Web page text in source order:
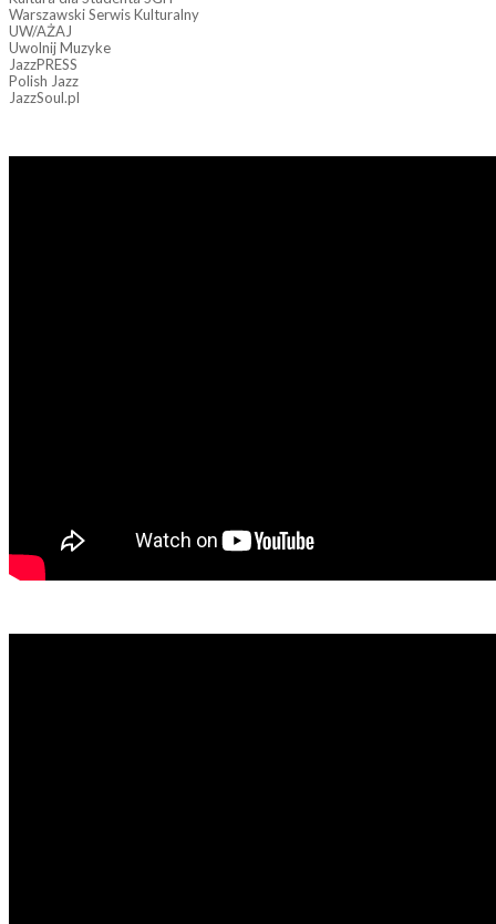
Warszawski Serwis Kulturalny
UW/AŻAJ
Uwolnij Muzyke
JazzPRESS
Polish Jazz
JazzSoul.pl